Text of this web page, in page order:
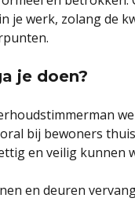
je werk, zolang de
je doen?
bij bewoners
en veilig kunnen
en deuren